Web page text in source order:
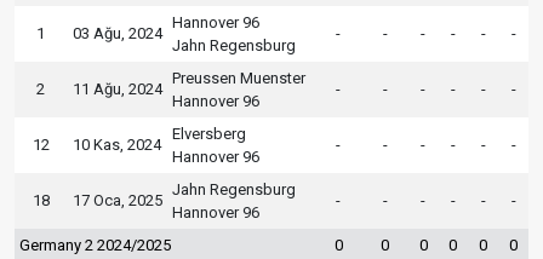
1 03 Ağu, 2024
Hannover 96
Jahn Regensburg
- - - - - -
2 11 Ağu, 2024
Preussen Muenster
Hannover 96
- - - - - -
12 10 Kas, 2024
Elversberg
Hannover 96
- - - - - -
18 17 Oca, 2025
Jahn Regensburg
Hannover 96
- - - - - -
Germany 2 2024/2025 0 0 0 0 0 0